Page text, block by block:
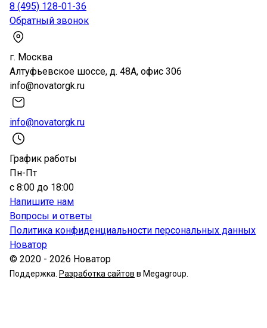
8 (495) 128-01-36
Обратный звонок
г. Москва
Алтуфьевское шоссе, д. 48А, офис 306
info@novatorgk.ru
info@novatorgk.ru
График работы
Пн-Пт
с 8:00 до 18:00
Напишите нам
Вопросы и ответы
Политика конфиденциальности персональных данных
Новатор
© 2020 - 2026 Новатор
Поддержка. Разработка сайтов в Megagroup.